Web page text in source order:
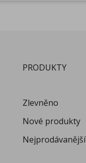
PRODUKTY
Zlevněno
Nové produkty
Nejprodávanější